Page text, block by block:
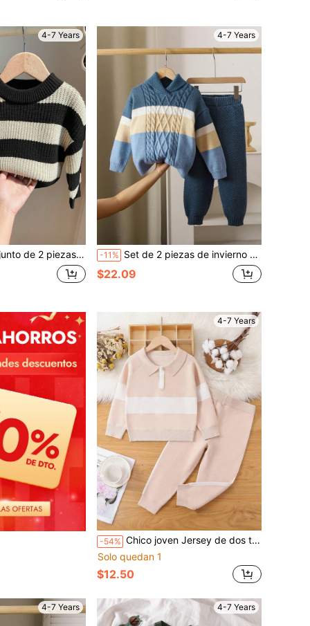
4-7 Years
de los 80 con rayas de colores y pantalones de otoño, conjunto casual de vuelta a la escuela e invierno
4-7 Years
-11% Set de 2 piezas de invierno para niño pequeño: Suéter de cuello alto a rayas y conjunto de pantalones de punto
$22.09
4-7 Years
-54% Chico joven Jersey de dos tonos de manga raglán con pantalones tejidos
Solo quedan 1
$12.50
4-7 Years 4-7 Years